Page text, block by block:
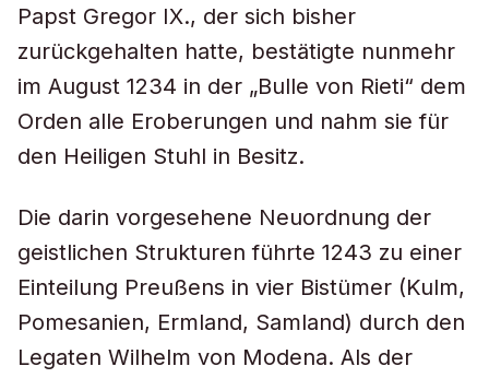
Papst Gregor IX., der sich bisher
zurückgehalten hatte, bestätigte nunmehr
im August 1234 in der „Bulle von Rieti“ dem
Orden alle Eroberungen und nahm sie für
den Heiligen Stuhl in Besitz.
Die darin vorgesehene Neuordnung der
geistlichen Strukturen führte 1243 zu einer
Einteilung Preußens in vier Bistümer (Kulm,
Pomesanien, Ermland, Samland) durch den
Legaten Wilhelm von Modena. Als der